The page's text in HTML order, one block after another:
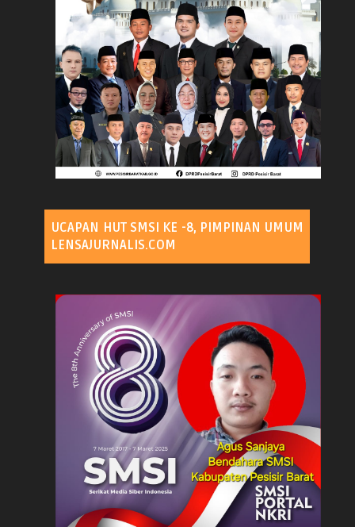
UCAPAN HUT SMSI KE -8, PIMPINAN UMUM
LENSAJURNALIS.COM